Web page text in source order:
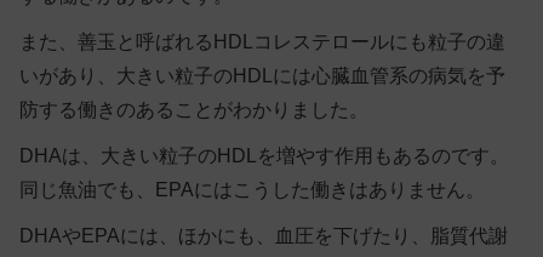
また、善玉と呼ばれるHDLコレステロールにも粒子の違
いがあり、大きい粒子のHDLには心臓血管系の病気を予
防する働きのあることがわかりました。
DHAは、大きい粒子のHDLを増やす作用もあるのです。
同じ魚油でも、EPAにはこうした働きはありません。
DHAやEPAには、ほかにも、血圧を下げたり、脂質代謝